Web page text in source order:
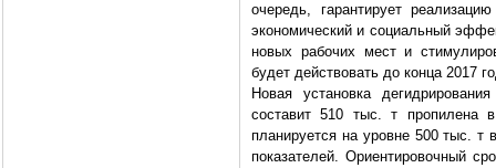
очередь, гарантирует
экономический и социальный
новых рабочих мест и
будет действовать до конца 2017
Новая установка
составит 510 тыс. т пропилена
планируется на уровне 500 тыс. т
показателей. Ориентировочный